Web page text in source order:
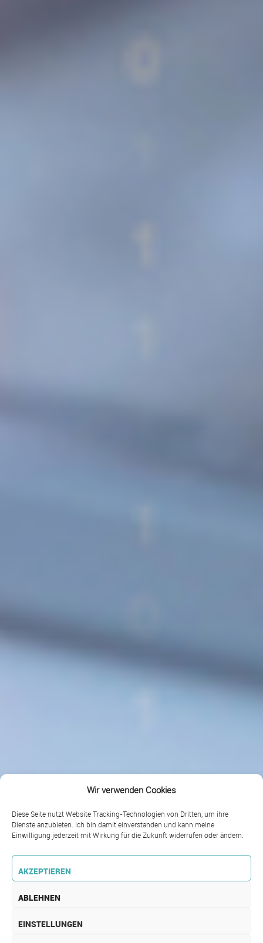
Wir verwenden Cookies
Diese Seite nutzt Website Tracking-Technologien von Dritten, um ihre
Dienste anzubieten. Ich bin damit einverstanden und kann meine
Einwilligung jederzeit mit Wirkung für die Zukunft widerrufen oder ändern.
AKZEPTIEREN
ABLEHNEN
EINSTELLUNGEN